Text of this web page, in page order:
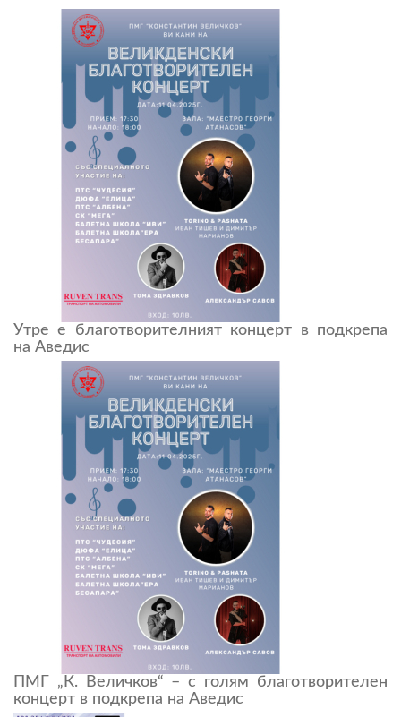
Утре е благотворителният концерт в подкрепа
на Аведис
ПМГ „К. Величков“ – с голям благотворителен
концерт в подкрепа на Аведис